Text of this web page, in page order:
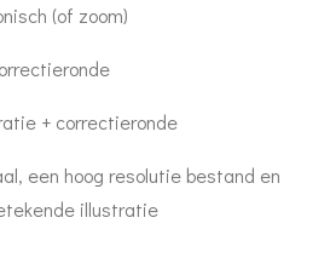
(of zoom)
+ correctieronde
een hoog resolutie bestand en
illustratie